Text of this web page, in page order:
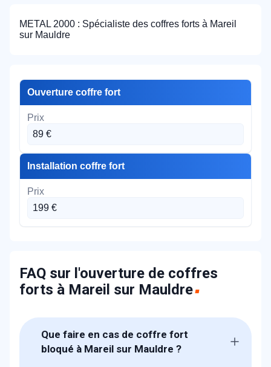
METAL 2000 : Spécialiste des coffres forts à Mareil
sur Mauldre
Ouverture coffre fort
89 €
Installation coffre fort
199 €
FAQ sur l'ouverture de coffres
forts à Mareil sur Mauldre
Que faire en cas de coffre fort
bloqué à Mareil sur Mauldre ?